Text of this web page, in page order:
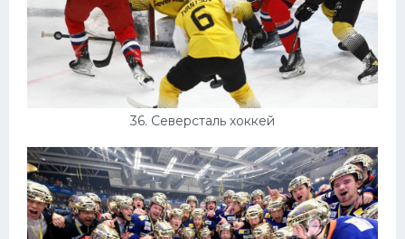
36. Северсталь хоккей